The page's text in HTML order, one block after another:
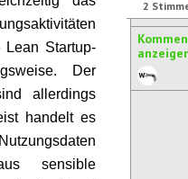
Lean Startup-
Der
allerdings
handelt es
sensible
2